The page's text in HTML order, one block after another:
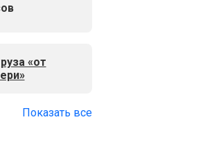
«от
Показать все